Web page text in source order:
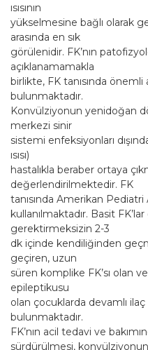
ısısının
yükselmesine bağlı olarak
arasında en sık
görülenidir. FK’nın
açıklanamamakla
birlikte, FK tanısında önemli
bulunmaktadır.
Konvülziyonun yenidoğan
merkezi sinir
sistemi enfeksiyonları
ısısı)
hastalıkla beraber ortaya
değerlendirilmektedir. FK
tanısında Amerikan
kullanılmaktadır. Basit
gerektirmeksizin 2-3
dk içinde kendiliğinden
geçiren, uzun
süren komplike FK’sı olan
epileptikusu
olan çocuklarda devamlı ilaç
bulunmaktadır.
FK’nın acil tedavi ve
sürdürülmesi,